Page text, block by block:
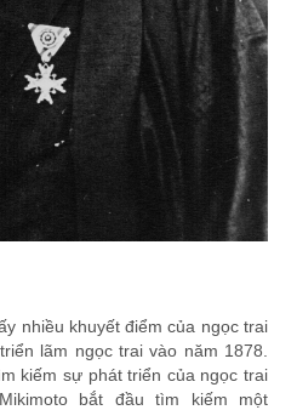
nhiều khuyết điểm của ngọc trai
lãm ngọc trai vào năm 1878.
kiếm sự phát triển của ngọc trai
bắt đầu tìm kiếm một